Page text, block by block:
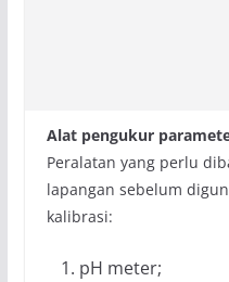
Alat pengukur
Peralatan yang perlu
lapangan sebelum
kalibrasi:
pH meter;